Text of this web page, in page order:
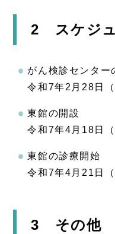
2 スケジュ
がん検診センター
令和7年2月28日（
東館の開設
令和7年4月18日（
東館の診療開始
令和7年4月21日（
3 その他